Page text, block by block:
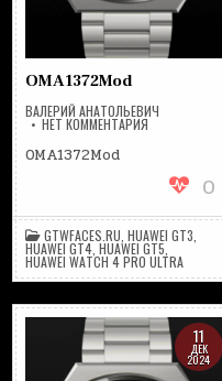
OMA1372Mod
ВАЛЕРИЙ АНАТОЛЬЕВИЧ
НЕТ КОММЕНТАРИЯНА
OMA1372Mod
0
GTWFACES.RU ,HUAWEI GT3
HUAWEI GT4 ,HUAWEI GT5
HUAWEI WATCH 4 PRO ULTRA
11
ДЕК
2024